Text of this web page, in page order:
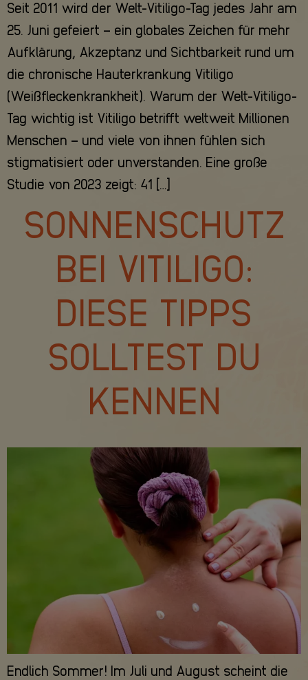
Seit 2011 wird der Welt-Vitiligo-Tag jedes Jahr am
25. Juni gefeiert – ein globales Zeichen für mehr
Aufklärung, Akzeptanz und Sichtbarkeit rund um
die chronische Hauterkrankung Vitiligo
(Weißfleckenkrankheit). Warum der Welt-Vitiligo-
Tag wichtig ist Vitiligo betrifft weltweit Millionen
Menschen – und viele von ihnen fühlen sich
stigmatisiert oder unverstanden. Eine große
Studie von 2023 zeigt: 41 […]
SONNENSCHUTZ
BEI VITILIGO:
DIESE TIPPS
SOLLTEST DU
KENNEN
Endlich Sommer! Im Juli und August scheint die